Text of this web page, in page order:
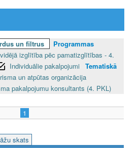
un filtrus
Programmas
izglītība pēc pamatizglītības - 4.
Individuālie pakalpojumi
Tematiskā
un atpūtas organizācija
pakalpojumu konsultants (4. PKL)
1
skats